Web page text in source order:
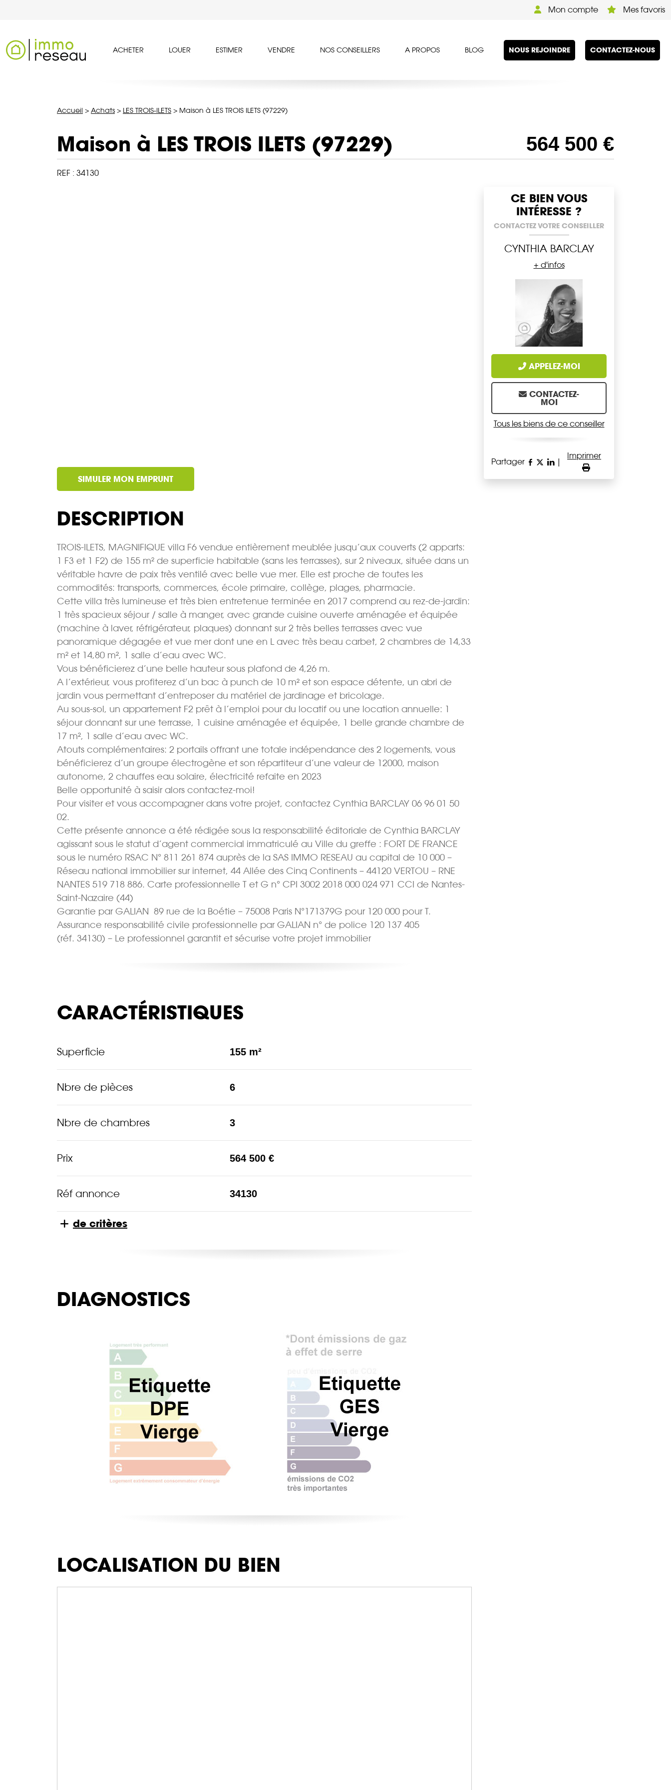
Mon compte Mes favoris
ACHETER LOUER ESTIMER VENDRE NOS CONSEILLERS A PROPOS BLOG NOUS REJOINDRE CONTACTEZ-NOUS
Accueil > Achats > LES TROIS-ILETS > Maison à LES TROIS ILETS (97229)
Maison à LES TROIS ILETS (97229) 564 500 €
REF : 34130
CE BIEN VOUS
INTÉRESSE ?
CONTACTEZ VOTRE CONSEILLER
CYNTHIA BARCLAY
+ d'infos
APPELEZ-MOI
CONTACTEZ-
MOI
Tous les biens de ce conseiller
Partager
Imprimer
SIMULER MON EMPRUNT
DESCRIPTION
TROIS-ILETS, MAGNIFIQUE villa F6 vendue entièrement meublée jusqu’aux couverts (2 apparts:
1 F3 et 1 F2) de 155 m² de superficie habitable (sans les terrasses), sur 2 niveaux, située dans un
véritable havre de paix très ventilé avec belle vue mer. Elle est proche de toutes les
commodités: transports, commerces, école primaire, collège, plages, pharmacie.
Cette villa très lumineuse et très bien entretenue terminée en 2017 comprend au rez-de-jardin:
1 très spacieux séjour / salle à manger, avec grande cuisine ouverte aménagée et équipée
(machine à laver, réfrigérateur, plaques) donnant sur 2 très belles terrasses avec vue
panoramique dégagée et vue mer dont une en L avec très beau carbet, 2 chambres de 14,33
m² et 14,80 m², 1 salle d’eau avec WC.
Vous bénéficierez d’une belle hauteur sous plafond de 4,26 m.
A l’extérieur, vous profiterez d’un bac à punch de 10 m² et son espace détente, un abri de
jardin vous permettant d’entreposer du matériel de jardinage et bricolage.
Au sous-sol, un appartement F2 prêt à l’emploi pour du locatif ou une location annuelle: 1
séjour donnant sur une terrasse, 1 cuisine aménagée et équipée, 1 belle grande chambre de
17 m², 1 salle d’eau avec WC.
Atouts complémentaires: 2 portails offrant une totale indépendance des 2 logements, vous
bénéficierez d’un groupe électrogène et son répartiteur d’une valeur de 12000, maison
autonome, 2 chauffes eau solaire, électricité refaite en 2023
Belle opportunité à saisir alors contactez-moi!
Pour visiter et vous accompagner dans votre projet, contactez Cynthia BARCLAY 06 96 01 50
02.
Cette présente annonce a été rédigée sous la responsabilité éditoriale de Cynthia BARCLAY
agissant sous le statut d’agent commercial immatriculé au Ville du greffe : FORT DE FRANCE
sous le numéro RSAC N° 811 261 874 auprès de la SAS IMMO RESEAU au capital de 10 000 –
Réseau national immobilier sur internet, 44 Allée des Cinq Continents – 44120 VERTOU – RNE
NANTES 519 718 886. Carte professionnelle T et G n° CPI 3002 2018 000 024 971 CCI de Nantes-
Saint-Nazaire (44)
Garantie par GALIAN  89 rue de la Boétie – 75008 Paris N°171379G pour 120 000 pour T.
Assurance responsabilité civile professionnelle par GALIAN n° de police 120 137 405
(réf. 34130) – Le professionnel garantit et sécurise votre projet immobilier
CARACTÉRISTIQUES
Superficie 155 m²
Nbre de pièces 6
Nbre de chambres 3
Prix 564 500 €
Réf annonce 34130
de critères
DIAGNOSTICS
LOCALISATION DU BIEN